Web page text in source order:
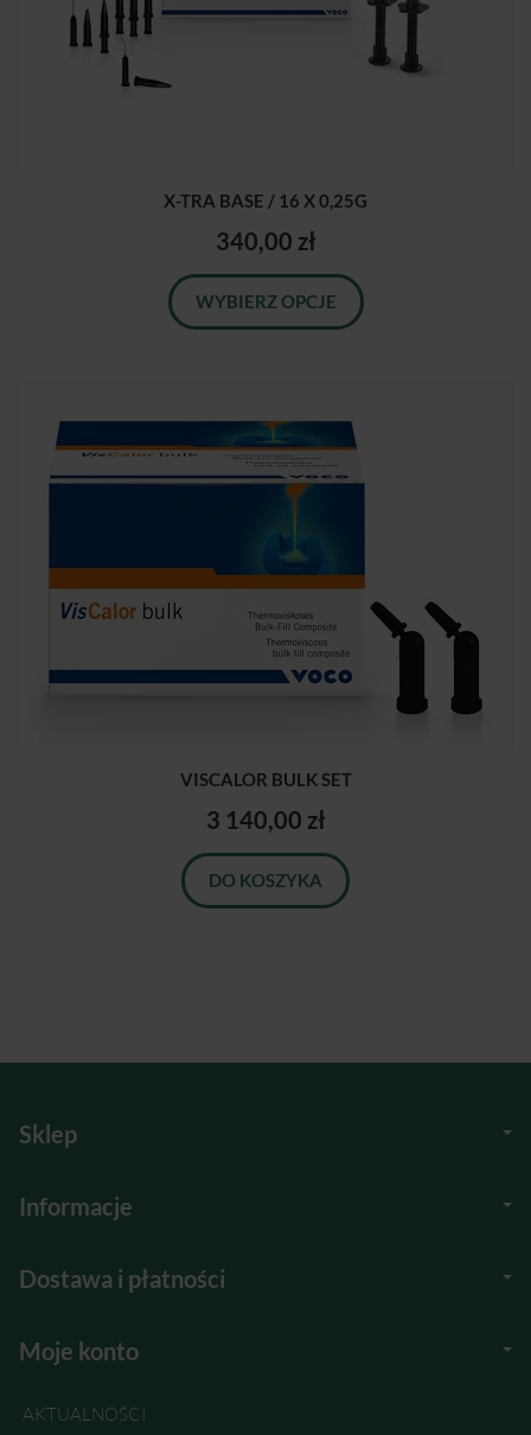
X-TRA BASE / 16 X 0,25G
340,00 zł
WYBIERZ OPCJE
VISCALOR BULK SET
3 140,00 zł
DO KOSZYKA
Sklep
Informacje
Dostawa i płatności
Moje konto
AKTUALNOŚCI